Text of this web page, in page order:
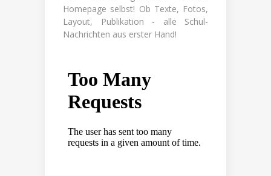
Homepage selbst! Ob Texte, Fotos,
Layout, Publikation - alle Schul-
Nachrichten aus erster Hand!